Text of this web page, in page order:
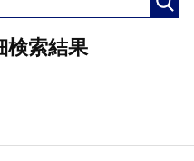
検索結果